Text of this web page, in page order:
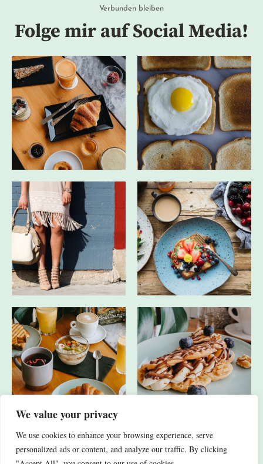
We value your privacy
We use cookies to enhance your browsing experience, serve
personalized ads or content, and analyze our traffic. By clicking
Verbunden bleiben
Folge mir auf Social Media!
JA, ICH HABE AUCH ANDERE SOCIAL-MEDIA-KANÄLE.